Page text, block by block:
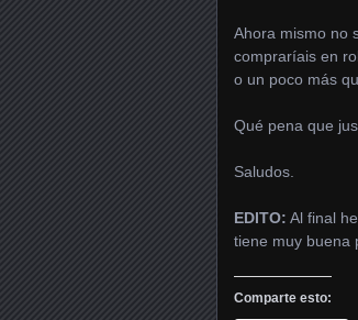
Ahora mismo no
compraríais en
o un poco más
Qué pena que
Saludos.
EDITO: Al final
tiene muy buena
Comparte esto: